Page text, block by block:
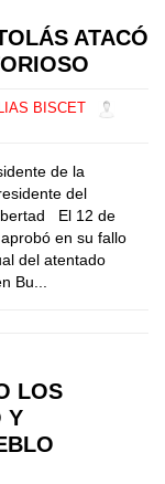
ATACÓ
BISCET
de la
del
El 12 de
en su fallo
del atentado
Bu...
LOS
Y